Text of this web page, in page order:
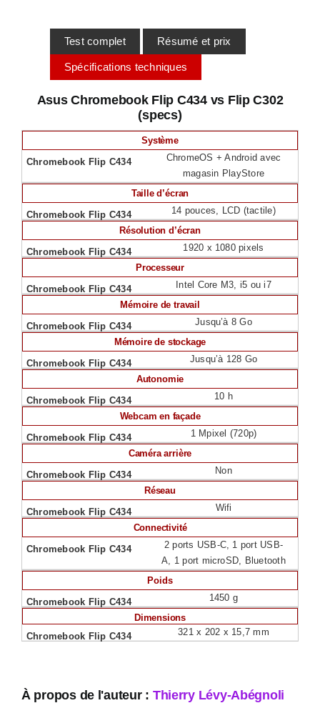
Test complet Résumé et prix
Spécifications techniques
Asus Chromebook Flip C434 vs Flip C302
(specs)
Système
ChromeOS + Android avec
magasin PlayStore
Taille d’écran
14 pouces, LCD (tactile)
Résolution d’écran
1920 x 1080 pixels
Processeur
Intel Core M3, i5 ou i7
Mémoire de travail
Jusqu’à 8 Go
Mémoire de stockage
Jusqu’à 128 Go
Autonomie
10 h
Webcam en façade
1 Mpixel (720p)
Caméra arrière
Non
Réseau
Wifi
Connectivité
2 ports USB-C, 1 port USB-
A, 1 port microSD, Bluetooth
Poids
1450 g
Dimensions
321 x 202 x 15,7 mm
À propos de l'auteur : Thierry Lévy-Abégnoli